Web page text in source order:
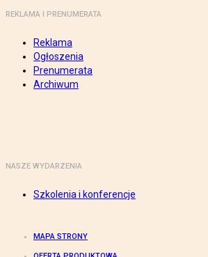
REKLAMA I PRENUMERATA
Reklama
Ogłoszenia
Prenumerata
Archiwum
NASZE WYDARZENIA
Szkolenia i konferencje
MAPA STRONY